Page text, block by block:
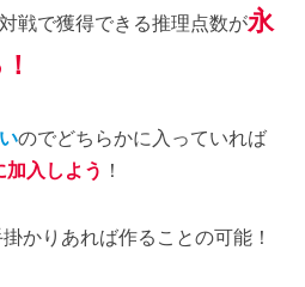
戦で獲得できる推理点数が永
のでどちらかに入っていれば
加入しよう ！
かりあれば作ることの可能！